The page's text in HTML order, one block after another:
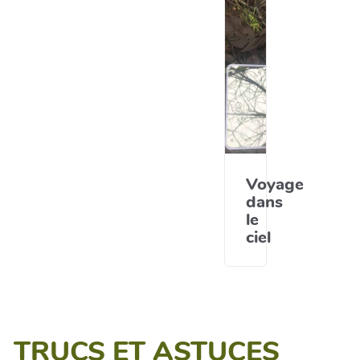
Voyage
dans
le
ciel
TRUCS ET ASTUCES